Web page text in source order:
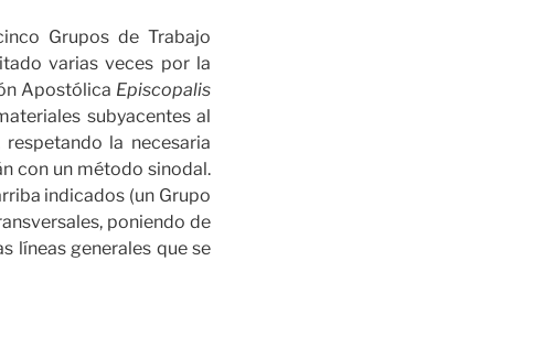
Grupos de Trabajo
varias veces por la
Apostólica Episcopalis
subyacentes al
la necesaria
con un método sinodal.
indicados (un Grupo
poniendo de
líneas generales que se